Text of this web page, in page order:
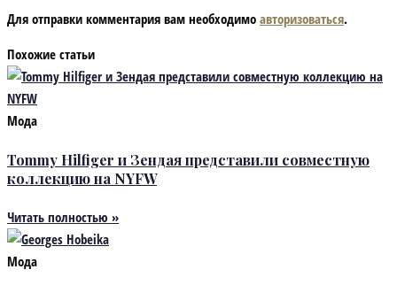
Для отправки комментария вам необходимо авторизоваться.
Похожие статьи
Мода
Tommy Hilfiger и Зендая представили совместную
коллекцию на NYFW
Читать полностью »
Мода